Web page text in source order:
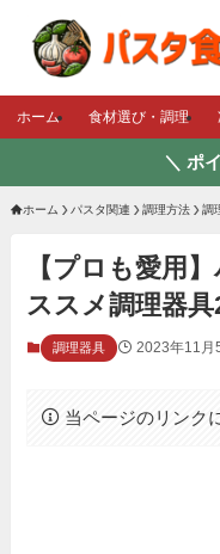
ホーム 食材選び・調理
＼ ポ
ホーム パスタ関連 調理方法 調
【プロも愛用
ススメ調理器具
調理器具 2023年11月
当ページのリンク